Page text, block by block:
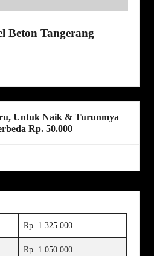
Beton Tangerang
Untuk Naik & Turunmya
Rp. 50.000
Rp. 1.325.000
Rp. 1.050.000